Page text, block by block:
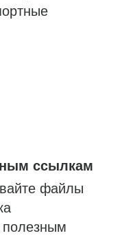
ссылкам
файлы
полезным